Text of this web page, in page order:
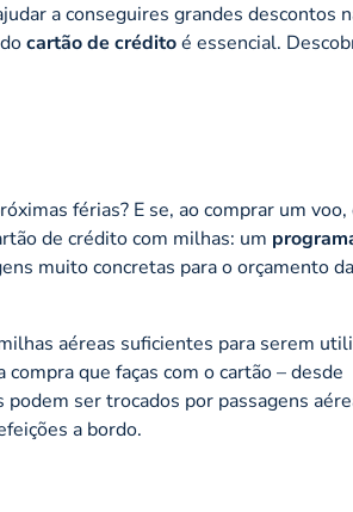
a conseguires grandes descontos
cartão de créditoé essencial.
férias? E se, ao comprar um voo,
de crédito com milhas: um
muito concretas para o orçamento
aéreas suficientes para serem
que faças com o cartão – desde
podem ser trocados por passagens
a bordo.